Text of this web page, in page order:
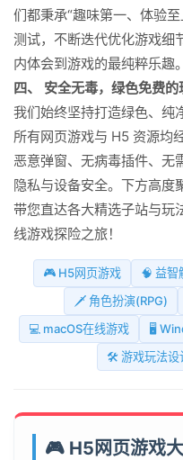
们都秉承“趣味第一、体验
测试，不断迭代优化游戏细
内体会到游戏的最纯粹乐趣。
四、 安全无毒，绿色免费的
我们始终坚持打造绿色、纯
所有网页游戏与 H5 资源均
恶意弹窗、无病毒插件、无
隐私与设备安全。下方高度
带您直达各大精选子站与玩
线游戏探险之旅！
🎮 H5网页游戏 🧠 益智
🗡️ 角色扮演(RPG)
💻 macOS在线游戏
🖥️
🛠️ 游戏玩法设
🎮 H5网页游戏